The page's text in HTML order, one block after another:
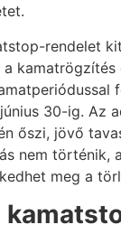
rendelet
kamatrögzítés
30-ig. Az
őszi, jövő
nem történik,
meg a